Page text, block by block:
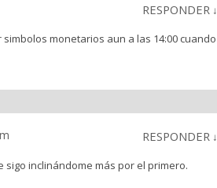
RESPONDER ↓
monetarios aun a las 14:00 cuando
RESPONDER ↓
sigo inclinándome más por el primero.